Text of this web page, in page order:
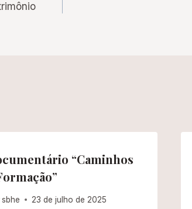
“Caminhos
sbhe 23 de julho de 2025